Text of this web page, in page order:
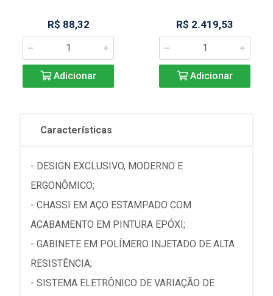
R$ 88,32
Adicionar
R$ 2.419,53
Adicionar
Características
- DESIGN EXCLUSIVO, MODERNO E
ERGONÔMICO;
- CHASSI EM AÇO ESTAMPADO COM
ACABAMENTO EM PINTURA EPÓXI;
- GABINETE EM POLÍMERO INJETADO DE ALTA
RESISTÊNCIA;
- SISTEMA ELETRÔNICO DE VARIAÇÃO DE